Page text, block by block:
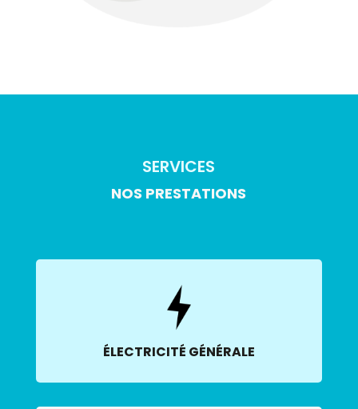
SERVICES
NOS PRESTATIONS
ÉLECTRICITÉ GÉNÉRALE